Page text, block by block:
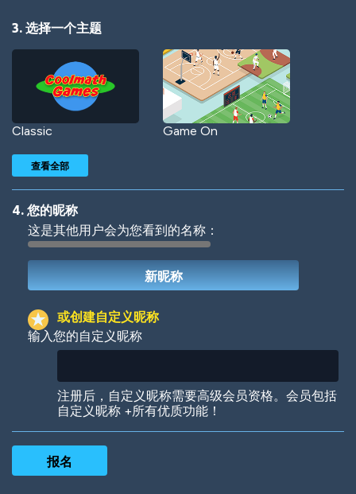
3. 选择一个主题
Classic Game On
Woof Jungle Cats
查看全部
4. 您的昵称
这是其他用户会为您看到的名称：
或创建自定义昵称
输入您的自定义昵称
注册后，自定义昵称需要高级会员资格。会员包括
自定义昵称 +所有优质功能！